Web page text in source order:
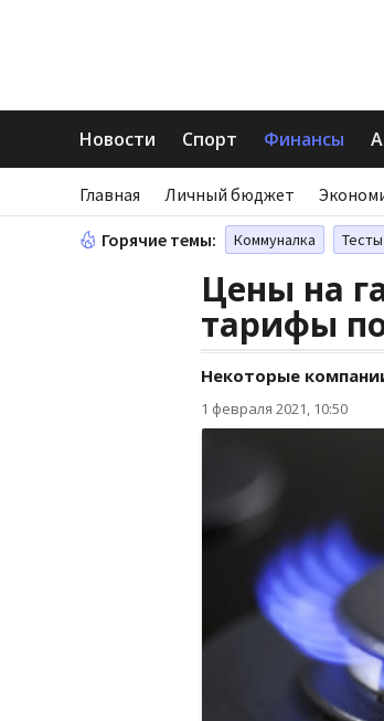
Новости Спорт Финансы
Главная Личный бюджет
Горячие темы: Коммуналка
Цены на
тарифы
Некоторые
1 февраля 2021, 10:50